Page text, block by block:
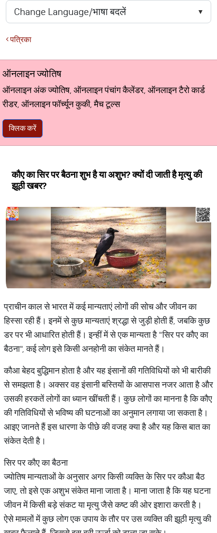
पत्रिका
ऑनलाइन ज्योतिष
ऑनलाइन अंक ज्योतिष, ऑनलाइन पंचांग कैलेंडर, ऑनलाइन टैरो कार्ड
रीडर, ऑनलाइन फॉर्च्यून कुकी, मैच टूल्स
क्लिक करें
कौए का सिर पर बैठना शुभ है या अशुभ? क्यों दी जाती है मृत्यु की
झूठी खबर?
प्राचीन काल से भारत में कई मान्यताएं लोगों की सोच और जीवन का
हिस्सा रही हैं। इनमें से कुछ मान्यताएं श्रद्धा से जुड़ी होती हैं, जबकि कुछ
डर पर भी आधारित होती हैं। इन्हीं में से एक मान्यता है "सिर पर कौए का
बैठना", कई लोग इसे किसी अनहोनी का संकेत मानते हैं।
कौआ बेहद बुद्धिमान होता है और यह इंसानों की गतिविधियों को भी बारीकी
से समझता है। अक्सर वह इंसानी बस्तियों के आसपास नजर आता है और
उसकी हरकतें लोगों का ध्यान खींचती हैं। कुछ लोगों का मानना है कि कौए
की गतिविधियों से भविष्य की घटनाओं का अनुमान लगाया जा सकता है।
आइए जानते हैं इस धारणा के पीछे की वजह क्या है और यह किस बात का
संकेत देती है।
सिर पर कौए का बैठना
ज्योतिष मान्यताओं के अनुसार अगर किसी व्यक्ति के सिर पर कौआ बैठ
जाए, तो इसे एक अशुभ संकेत माना जाता है। माना जाता है कि यह घटना
जीवन में किसी बड़े संकट या मृत्यु जैसे कष्ट की ओर इशारा करती है।
ऐसे मामलों में कुछ लोग एक उपाय के तौर पर उस व्यक्ति की झूठी मृत्यु की